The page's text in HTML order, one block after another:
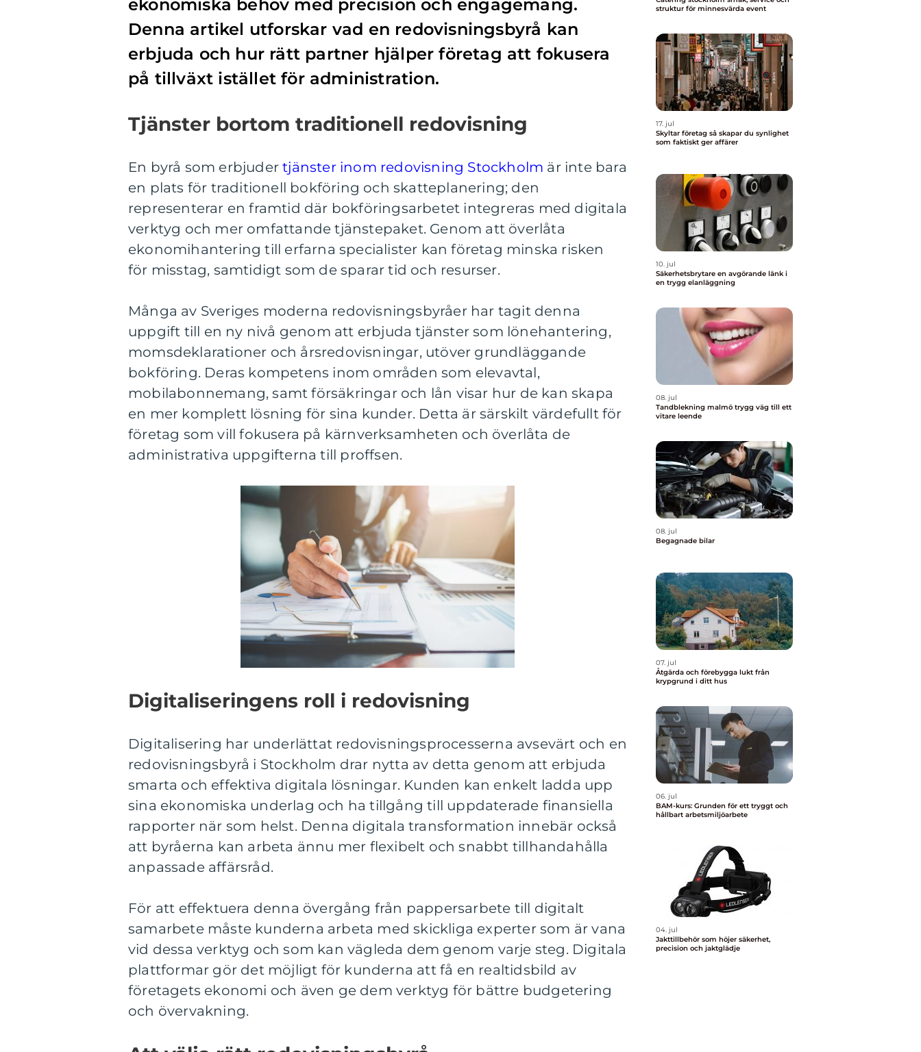
ekonomiska behov med precision och engagemang.
Denna artikel utforskar vad en redovisningsbyrå kan
erbjuda och hur rätt partner hjälper företag att fokusera
på tillväxt istället för administration.
Tjänster bortom traditionell redovisning
En byrå som erbjudertjänster inom redovisning Stockholm är inte bara
en plats för traditionell bokföring och skatteplanering; den
representerar en framtid där bokföringsarbetet integreras med digitala
verktyg och mer omfattande tjänstepaket. Genom att överlåta
ekonomihantering till erfarna specialister kan företag minska risken
för misstag, samtidigt som de sparar tid och resurser.
Många av Sveriges moderna redovisningsbyråer har tagit denna
uppgift till en ny nivå genom att erbjuda tjänster som lönehantering,
momsdeklarationer och årsredovisningar, utöver grundläggande
bokföring. Deras kompetens inom områden som elevavtal,
mobilabonnemang, samt försäkringar och lån visar hur de kan skapa
en mer komplett lösning för sina kunder. Detta är särskilt värdefullt för
företag som vill fokusera på kärnverksamheten och överlåta de
administrativa uppgifterna till proffsen.
Digitaliseringens roll i redovisning
Digitalisering har underlättat redovisningsprocesserna avsevärt och en
redovisningsbyrå i Stockholm drar nytta av detta genom att erbjuda
smarta och effektiva digitala lösningar. Kunden kan enkelt ladda upp
sina ekonomiska underlag och ha tillgång till uppdaterade finansiella
rapporter när som helst. Denna digitala transformation innebär också
att byråerna kan arbeta ännu mer flexibelt och snabbt tillhandahålla
anpassade affärsråd.
För att effektuera denna övergång från pappersarbete till digitalt
samarbete måste kunderna arbeta med skickliga experter som är vana
vid dessa verktyg och som kan vägleda dem genom varje steg. Digitala
plattformar gör det möjligt för kunderna att få en realtidsbild av
företagets ekonomi och även ge dem verktyg för bättre budgetering
och övervakning.
struktur för minnesvärda event
17. jul
Skyltar företag så skapar du synlighet
som faktiskt ger affärer
10. jul
Säkerhetsbrytare en avgörande länk i
en trygg elanläggning
08. jul
Tandblekning malmö trygg väg till ett
vitare leende
08. jul
Begagnade bilar
07. jul
Åtgärda och förebygga lukt från
krypgrund i ditt hus
06. jul
BAM-kurs: Grunden för ett tryggt och
hållbart arbetsmiljöarbete
04. jul
Jakttillbehör som höjer säkerhet,
precision och jaktglädje